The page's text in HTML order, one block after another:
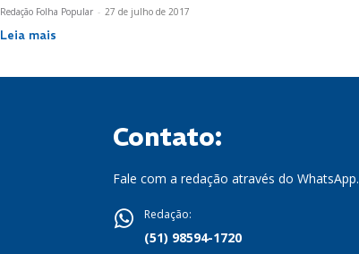
Redação Folha Popular - 27 de julho de 2017
Leia mais
Contato:
Fale com a redação através do WhatsApp.
Redação:
(51) 98594-1720